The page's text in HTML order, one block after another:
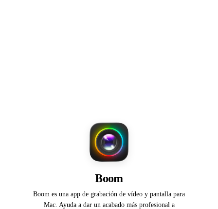
Boom
Boom es una app de grabación de vídeo y pantalla para
Mac. Ayuda a dar un acabado más profesional a